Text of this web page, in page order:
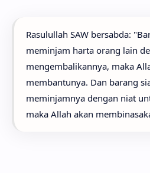
Rasulullah SAW bersabda:
meminjam harta orang lain
mengembalikannya, maka
membantunya. Dan barang
meminjamnya dengan niat
maka Allah akan